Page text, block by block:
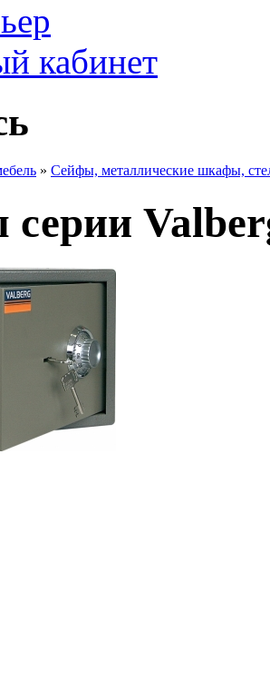
кабинет
» Сейфы, металлические шкафы,